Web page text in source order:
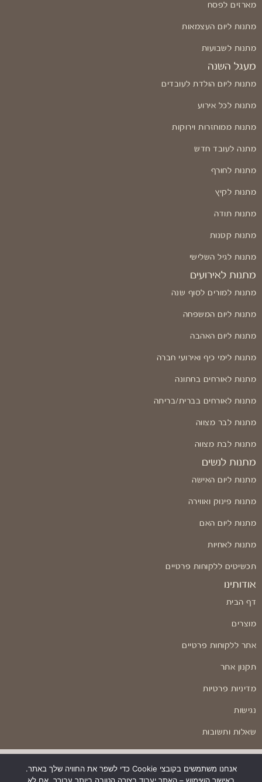
מארזים לפסח
מתנות ליום העצמאות
מתנות לשבועות
מעגל השנה
מתנות ליום הולדת לעובדים
מתנות לכל אירוע
מתנות ממוחזרות וירוקות
מתנה לעובד חדש
מתנות לחורף
מתנות לקיץ
מתנות תודה
מתנות קטנות
מתנות לגיל השלישי
מתנות לאירועים
מתנות למורים לסוף שנה
מתנות ליום המשפחה
מתנות ליום האהבה
מתנות לימי כיף ואירועי חברה
מתנות לאורחים בחתונה
מתנות לאורחים בברית/בריתה
מתנות לבר מצווה
מתנות לבת מצווה
מתנות לנשים
מתנות ליום האישה
מתנות פינוק ואווירה
מתנות ליום האם
מתנות לאחיות
תכשיטים ללקוחות פרטיים
אודותינו
דף הבית
מוצרים
אתר ללקוחות פרטיים
תקנון אתר
מדיניות פרטיות
נגישות
שאלות ותשובות
אנחנו משתמשים בקובצי Cookie כדי לשפר את החוויה שלך באתר.